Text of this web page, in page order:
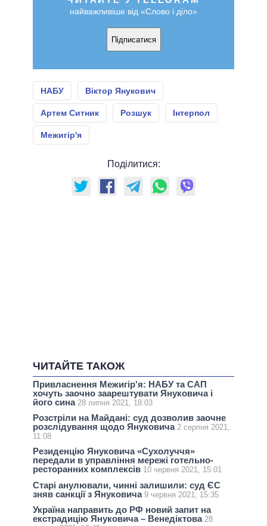
найважливіше від «Слово і діло»
Підписатися
НАБУ Віктор Янукович
Артем Ситник Розшук Інтерпол
Межигір'я
Поділитися:
ЧИТАЙТЕ ТАКОЖ
Привласнення Межигір'я: НАБУ та САП
хочуть заочно заарештувати Януковича і
його сина 28 липня 2021, 18:03
Розстріли на Майдані: суд дозволив заочне
розслідування щодо Януковича 2 серпня 2021,
11:08
Резиденцію Януковича «Сухолуччя»
передали в управління мережі готельно-
ресторанних комплексів 10 червня 2021, 15:01
Старі анулювали, чинні залишили: суд ЄС
зняв санкції з Януковича 9 червня 2021, 15:35
Україна направить до РФ новий запит на
екстрадицію Януковича – Венедіктова 28